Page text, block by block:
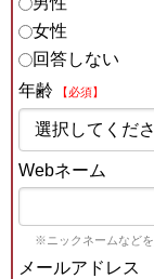
女性
回答しない
年齢
【必須】
Webネーム
※ニックネームなどを
メールアドレス